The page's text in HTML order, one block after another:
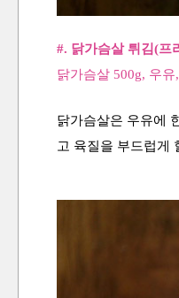
#. 닭가슴살 튀김(프
닭가슴살 500g, 우
닭가슴살은 우유에
고 육질을 부드럽게